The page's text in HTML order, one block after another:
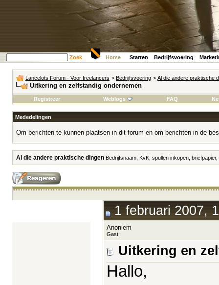
Zoek Home Starten Bedrijfsvoering
Lancelots Forum - Voor freelancers > Bedrijfsvoering > Al die andere praktische
Uitkering en zelfstandig ondernemen
Registreer Weblogs FAQ
Mededelingen
Om berichten te kunnen plaatsen in dit forum en om berichten in de
Al die andere praktische dingen Bedrijfsnaam, KvK, spullen inkopen,
1 februari 2007,
Anoniem
Gast
Uitkering en
Hallo,